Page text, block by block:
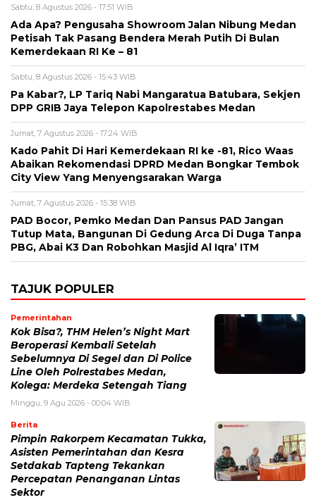
Sabtu, 8 Agustus 2026 - 17:51 WIB
Ada Apa? Pengusaha Showroom Jalan Nibung Medan
Petisah Tak Pasang Bendera Merah Putih Di Bulan
Kemerdekaan RI Ke – 81
Sabtu, 8 Agustus 2026 - 15:43 WIB
Pa Kabar?, LP Tariq Nabi Mangaratua Batubara, Sekjen
DPP GRIB Jaya Telepon Kapolrestabes Medan
Jumat, 7 Agustus 2026 - 17:24 WIB
Kado Pahit Di Hari Kemerdekaan RI ke -81, Rico Waas
Abaikan Rekomendasi DPRD Medan Bongkar Tembok
City View Yang Menyengsarakan Warga
Jumat, 7 Agustus 2026 - 15:38 WIB
PAD Bocor, Pemko Medan Dan Pansus PAD Jangan
Tutup Mata, Bangunan Di Gedung Arca Di Duga Tanpa
PBG, Abai K3 Dan Robohkan Masjid Al Iqra’ ITM
TAJUK POPULER
Pemerintahan
Kok Bisa?, THM Helen’s Night Mart
Beroperasi Kembali Setelah
Sebelumnya Di Segel dan Di Police
Line Oleh Polrestabes Medan,
Kolega: Merdeka Setengah Tiang
Minggu, 9 Agu 2026 - 00:04 WIB
Berita
Pimpin Rakorpem Kecamatan Tukka,
Asisten Pemerintahan dan Kesra
Setdakab Tapteng Tekankan
Percepatan Penanganan Lintas
Sektor